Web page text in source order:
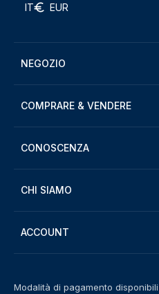
IT EUR
NEGOZIO
COMPRARE & VENDERE
CONOSCENZA
CHI SIAMO
ACCOUNT
Modalità di pagamento disponibili